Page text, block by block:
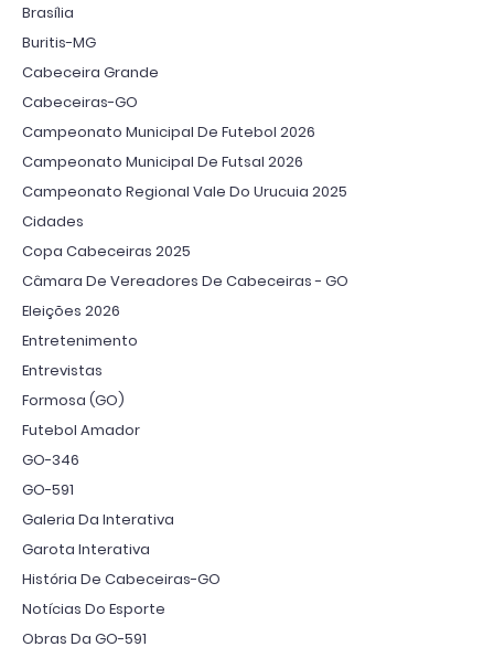
Brasília
Buritis-MG
Cabeceira Grande
Cabeceiras-GO
Campeonato Municipal De Futebol 2026
Campeonato Municipal De Futsal 2026
Campeonato Regional Vale Do Urucuia 2025
Cidades
Copa Cabeceiras 2025
Câmara De Vereadores De Cabeceiras - GO
Eleições 2026
Entretenimento
Entrevistas
Formosa (GO)
Futebol Amador
GO-346
GO-591
Galeria Da Interativa
Garota Interativa
História De Cabeceiras-GO
Notícias Do Esporte
Obras Da GO-591